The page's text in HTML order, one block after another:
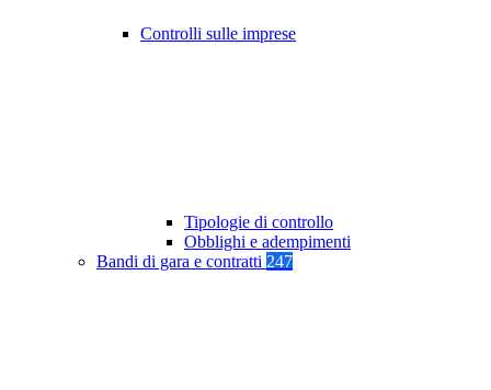
Controlli sulle imprese
Tipologie di controllo
Obblighi e adempimenti
Bandi di gara e contratti 247